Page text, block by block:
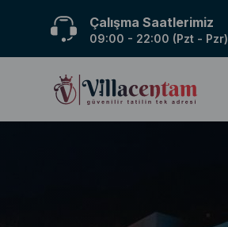
Çalışma Saatlerimiz
09:00 - 22:00 (Pzt - Pzr)